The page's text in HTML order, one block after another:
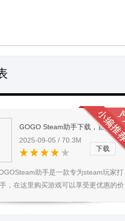
GOGO Steam助手下载，首推加密
登陆防盗号，为中国玩家账号安全
保驾护航
2025-09-05 / 70.3M
下载
助手是一款专为steam玩家打
，在这里购买游戏可以享受更优惠的价